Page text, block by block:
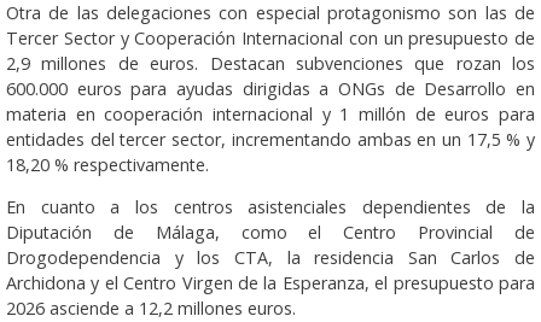
Otra de las delegaciones con especial protagonismo son las de
Tercer Sector y Cooperación Internacional con un presupuesto de
2,9 millones de euros. Destacan subvenciones que rozan los
600.000 euros para ayudas dirigidas a ONGs de Desarrollo en
materia en cooperación internacional y 1 millón de euros para
entidades del tercer sector, incrementando ambas en un 17,5 % y
18,20 % respectivamente.
En cuanto a los centros asistenciales dependientes de la
Diputación de Málaga, como el Centro Provincial de
Drogodependencia y los CTA, la residencia San Carlos de
Archidona y el Centro Virgen de la Esperanza, el presupuesto para
2026 asciende a 12,2 millones euros.